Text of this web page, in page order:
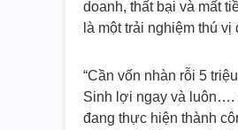
doanh, thất bại và mất
là một trải nghiệm thú vị
“Cần vốn nhàn rỗi 5
Sinh lợi ngay và luôn….
đang thực hiện thành